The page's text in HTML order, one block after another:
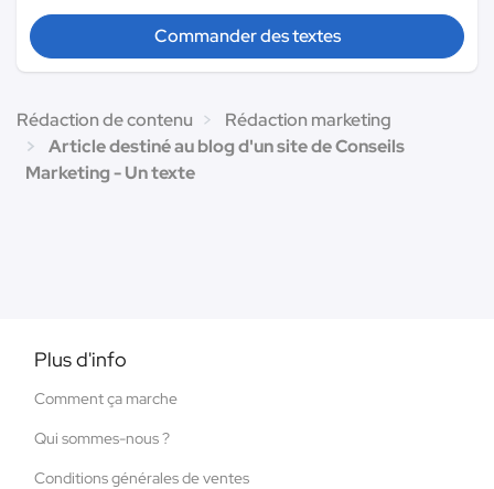
Commander des textes
Rédaction de contenu
Rédaction marketing
Article destiné au blog d'un site de Conseils
Marketing - Un texte
Plus d'info
Comment ça marche
Qui sommes-nous ?
Conditions générales de ventes